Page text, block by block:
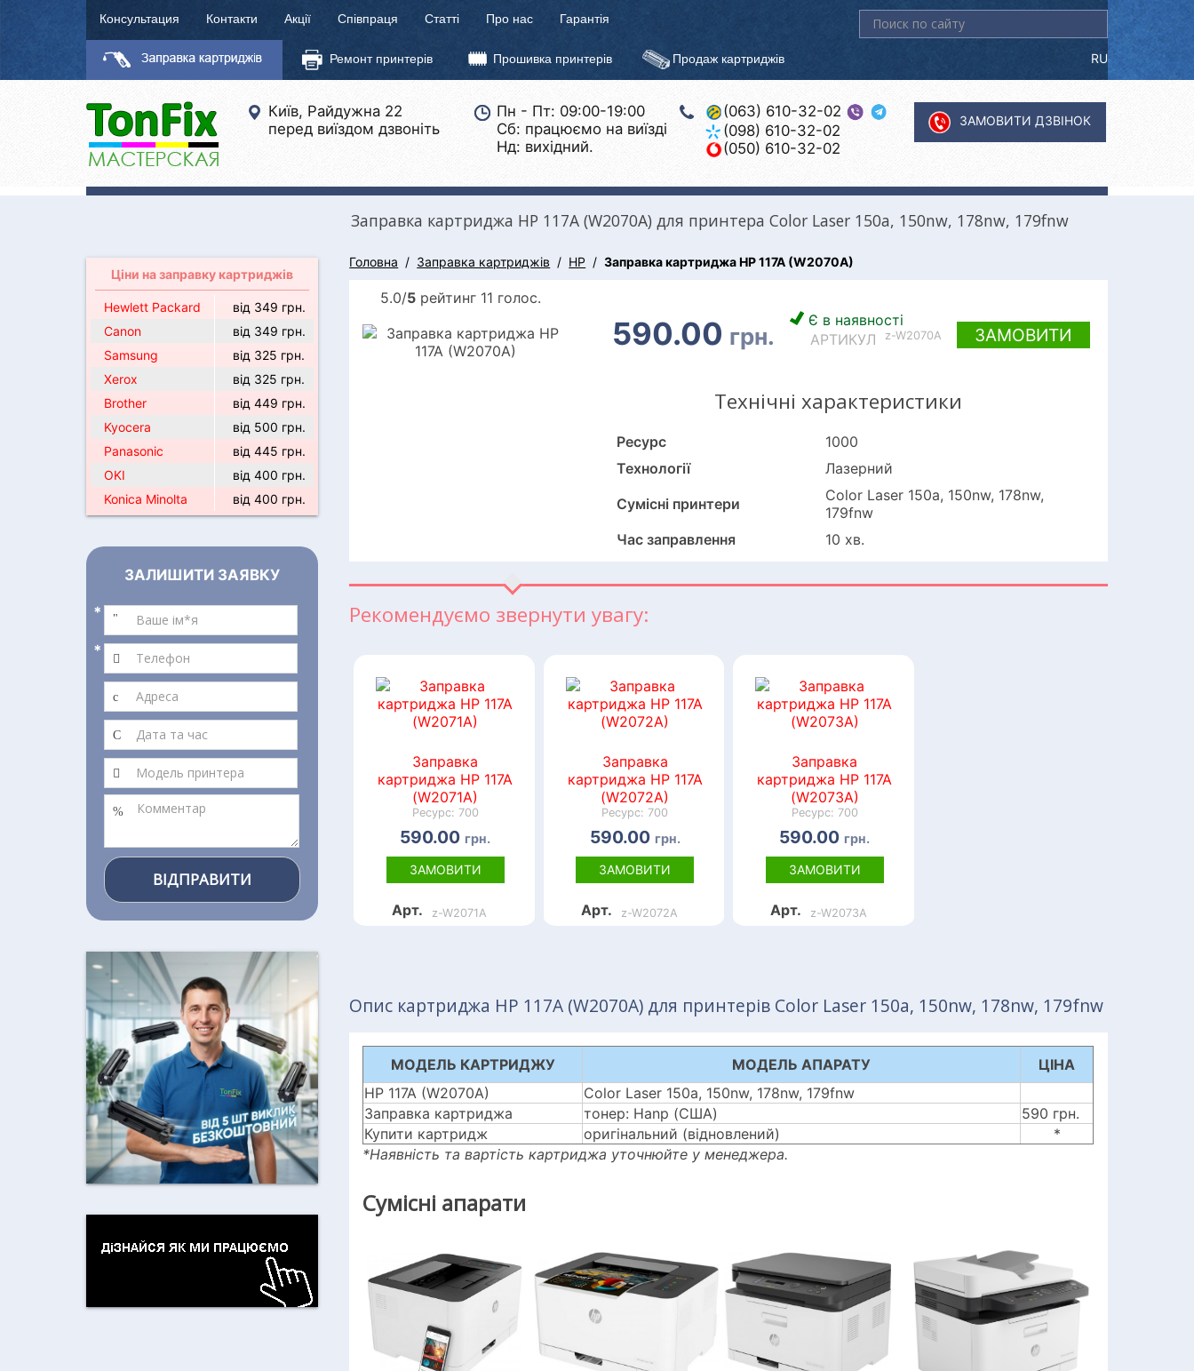
Консультация Контакти Акції Співпраця Статті Про нас Гарантія
Ремонт принтерів Прошивка принтерів Продаж картриджів
Пошук...
RU
Київ, Райдужна 22
перед виїздом дзвоніть
Пн - Пт: 09:00-19:00
Сб: працюємо на виїзді
Нд: вихідний.
(063) 610-32-02
(098) 610-32-02
(050) 610-32-02
ЗАМОВИТИ ДЗВІНОК
Заправка картриджа HP 117A (W2070A) для принтера Color Laser 150a, 150nw, 178nw, 179fnw
Головна Заправка картриджів HP Заправка картриджа HP 117A (W2070A)
590.00 грн. АРТИКУЛ z-W2070A
Є в наявності
ЗАМОВИТИ
Технічні характеристики
Ресурс
1000
Технології
Лазерний
Сумісні принтери
Color Laser 150a, 150nw, 178nw,
179fnw
Час заправлення
10 хв.
5.0/5 рейтинг 11 голос.
Рекомендуємо звернути увагу:
Заправка
картриджа HP 117A
(W2071A)
Ресурс: 700
590.00 грн.
ЗАМОВИТИ
Арт. z-W2071A
Заправка
картриджа HP 117A
(W2072A)
Ресурс: 700
590.00 грн.
ЗАМОВИТИ
Арт. z-W2072A
Заправка
картриджа HP 117A
(W2073A)
Ресурс: 700
590.00 грн.
ЗАМОВИТИ
Арт. z-W2073A
Опис картриджа HP 117A (W2070A) для принтерів Color Laser 150a, 150nw, 178nw, 179fnw
МОДЕЛЬ КАРТРИДЖУ МОДЕЛЬ АПАРАТУ
ЦІНА
HP 117A (W2070A)
Color Laser 150a, 150nw, 178nw, 179fnw
Заправка картриджа
тонер: Hanp (США)
590 грн.
Купити картридж
оригінальний (відновлений)
*
*Наявність та вартість картриджа уточнюйте у менеджера.
Сумісні апарати
Ціни на заправку картриджів
Hewlett Packard
від 349 грн.
Canon
від 349 грн.
Samsung
від 325 грн.
Xerox
від 325 грн.
Brother
від 449 грн.
Kyocera
від 500 грн.
Panasonic
від 445 грн.
OKI
від 400 грн.
Konica Minolta
від 400 грн.
ЗАЛИШИТИ ЗАЯВКУ
*
*
ВІДПРАВИТИ